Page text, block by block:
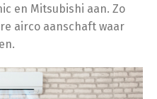
en Mitsubishi aan. Zo
airco aanschaft waar